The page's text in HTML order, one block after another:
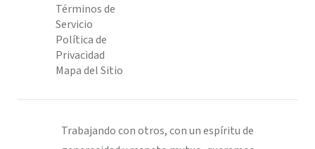
Términos de
Servicio
Política de
Privacidad
Mapa del Sitio
Trabajando con otros, con un espíritu de